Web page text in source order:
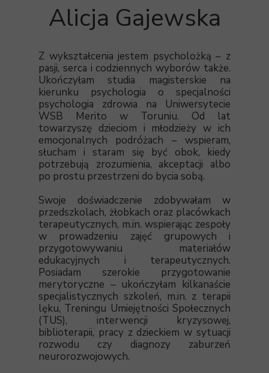
Alicja Gajewska
Z wykształcenia jestem psycholożką – z
pasji, serca i codziennych wyborów także.
Ukończyłam studia magisterskie na
kierunku psychologia o specjalności
psychologia zdrowia na Uniwersytecie
WSB Merito w Toruniu. Od lat
towarzyszę dzieciom i młodzieży w ich
emocjonalnych podróżach – wspieram,
słucham i staram się być obok, kiedy
potrzebują zrozumienia, akceptacji albo
po prostu przestrzeni do bycia sobą.
Swoje doświadczenie zdobywałam w
przedszkolach, żłobkach oraz placówkach
terapeutycznych, m.in. wspierając zespoły
w prowadzeniu zajęć grupowych i
przygotowywaniu materiałów
edukacyjnych i terapeutycznych.
Posiadam szerokie przygotowanie
merytoryczne – ukończyłam kilkanaście
specjalistycznych szkoleń, m.in. z terapii
lęku, Treningu Umiejętności Społecznych
(TUS), interwencji kryzysowej,
biblioterapii, pracy z dzieckiem w sytuacji
rozwodu czy diagnozy zaburzeń
neurorozwojowych.